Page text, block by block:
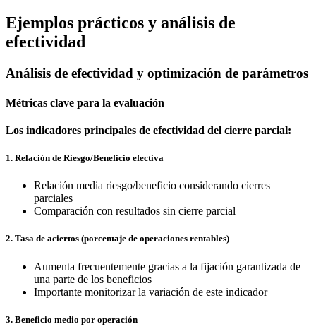
Ejemplos prácticos y análisis de
efectividad
Análisis de efectividad y optimización de parámetros
Métricas clave para la evaluación
Los indicadores principales de efectividad del cierre parcial:
1. Relación de Riesgo/Beneficio efectiva
Relación media riesgo/beneficio considerando cierres
parciales
Comparación con resultados sin cierre parcial
2. Tasa de aciertos (porcentaje de operaciones rentables)
Aumenta frecuentemente gracias a la fijación garantizada de
una parte de los beneficios
Importante monitorizar la variación de este indicador
3. Beneficio medio por operación